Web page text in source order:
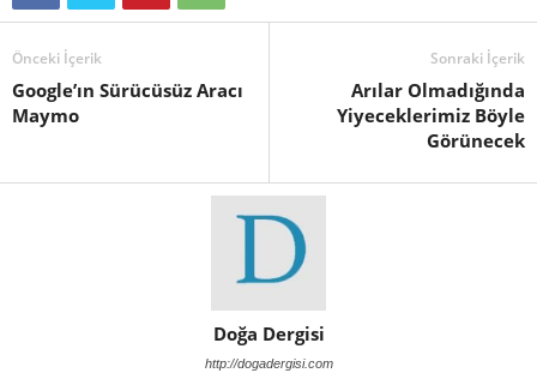
Önceki İçerik
Google’ın Sürücüsüz Aracı
Maymo
Sonraki İçerik
Arılar Olmadığında
Yiyeceklerimiz Böyle
Görünecek
Doğa Dergisi
http://dogadergisi.com